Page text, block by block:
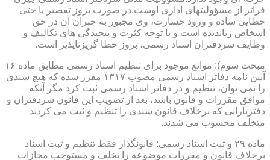
فراتر از مسؤولیتهای اداری اوست.در صورت بروز تقصیر یا حتی
خطایی ساده و ورود خسارت، وی مجبور به جبران آن در حق
اشخاص زیاندیده است و با توجه کثرت و پیچیدگی های تکالیف و
وظایف سردفتران اسناد رسمی، بروز خطا گریزناپذیر است.
مبحث سوم): موانع موجود برای تنظیم اسناد رسمی مطابق ماده ۱۶
آیین نامه دفاتر اسناد رسمی مصوب ۱۳۱۷ مقرر شده که هیچ سندی
را نمی توان، تنظیم و در دفاتر اسناد رسمی ثبت کرد مگر آنکه
موافق مقررات و قانون باشد، بعد از تصویب این قانون سردفتران و
دفتریارانی که برخلاف قانون سندی را تنظیم و ثبت می کردند
متخلف محسوب می شدند.
ماده ۲۹ و ثبت اسناد رسمی: قانونگذار فقط تنظیم و ثبت اسناد
برخلاف قانون و مقررات موضوعه را تخلف و مستوجب مجازات